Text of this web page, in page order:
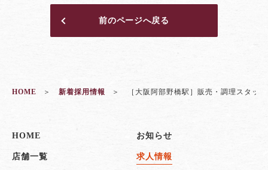
前のページへ戻る
HOME 新着採用情報 ［大阪阿部野橋駅］販売・調理スタ
HOME お知らせ
店舗一覧 求人情報